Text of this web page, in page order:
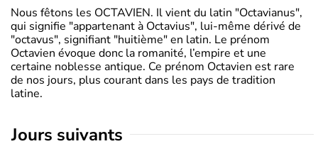
Nous fêtons les OCTAVIEN. Il vient du latin "Octavianus",
qui signifie "appartenant à Octavius", lui-même dérivé de
"octavus", signifiant "huitième" en latin. Le prénom
Octavien évoque donc la romanité, l’empire et une
certaine noblesse antique. Ce prénom Octavien est rare
de nos jours, plus courant dans les pays de tradition
latine.
jours suivants